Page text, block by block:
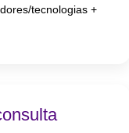
tecnologias +